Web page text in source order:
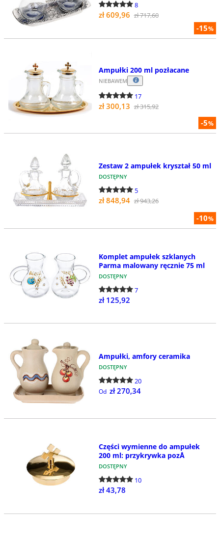
-15%
8
zł 609,96 zł 717,60
-5%
Ampułki 200 ml pozłacane
NIEBAWEM
17
zł 300,13 zł 315,92
-10%
Zestaw 2 ampułek kryształ 50 ml
DOSTĘPNY
5
zł 848,94 zł 943,26
Komplet ampułek szklanych
Parma malowany ręcznie 75 ml
DOSTĘPNY
7
zł 125,92
Ampułki, amfory ceramika
DOSTĘPNY
20
Od zł 270,34
Części wymienne do ampułek
200 ml: przykrywka pozÅ
DOSTĘPNY
10
zł 43,78